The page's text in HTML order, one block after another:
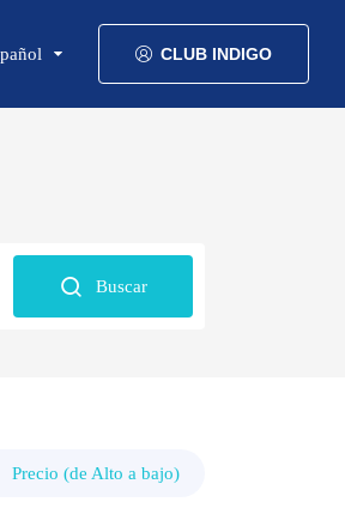
CLUB INDIGO
Buscar
Precio (de Alto a bajo)